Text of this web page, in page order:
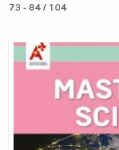
73 - 84 / 104